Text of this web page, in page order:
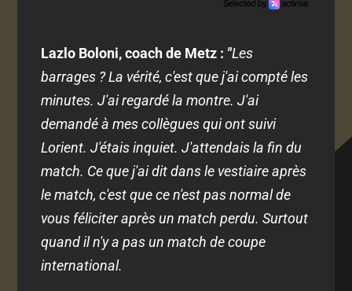
Lazlo Boloni, coach de Metz : "Les
barrages ? La vérité, c'est que j'ai compté les
minutes. J'ai regardé la montre. J'ai
demandé à mes collègues qui ont suivi
Lorient. J'étais inquiet. J'attendais la fin du
match. Ce que j'ai dit dans le vestiaire après
le match, c'est que ce n'est pas normal de
vous féliciter après un match perdu. Surtout
quand il n'y a pas un match de coupe
international.